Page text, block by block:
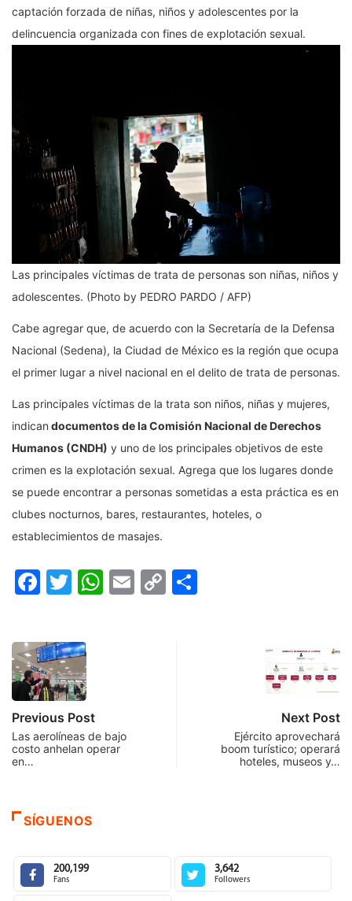
captación forzada de niñas, niños y adolescentes por la
delincuencia organizada con fines de explotación sexual.
Las principales víctimas de trata de personas son niñas, niños y
adolescentes. (Photo by PEDRO PARDO / AFP)
Cabe agregar que, de acuerdo con la Secretaría de la Defensa
Nacional (Sedena), la Ciudad de México es la región que ocupa
el primer lugar a nivel nacional en el delito de trata de personas.
Las principales víctimas de la trata son niños, niñas y mujeres,
indican documentos de la Comisión Nacional de Derechos
Humanos (CNDH) y uno de los principales objetivos de este
crimen es la explotación sexual. Agrega que los lugares donde
se puede encontrar a personas sometidas a esta práctica es en
clubes nocturnos, bares, restaurantes, hoteles, o
establecimientos de masajes.
Facebook
Twitter
WhatsApp
Email
Copy
Previous Post
Las aerolíneas de bajo
costo anhelan operar
en…
Next Post
Ejército aprovechará
boom turístico; operará
hoteles, museos y…
SÍGUENOS
200,199
Fans
3,642
Followers